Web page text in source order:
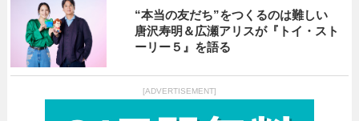
“本当の友だち”をつくるのは難しい
唐沢寿明＆広瀬アリスが『トイ・スト
ーリー５』を語る
[ADVERTISEMENT]